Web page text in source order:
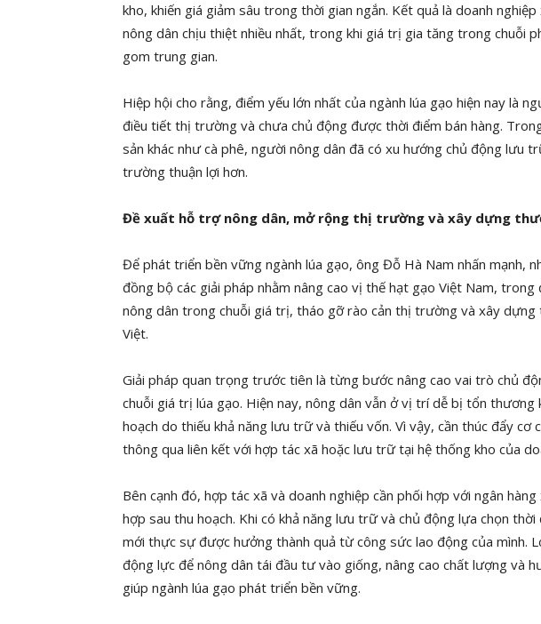
kho, khiến giá giảm sâu trong thời gian ngắn. Kết quả là doanh
nông dân chịu thiệt nhiều nhất, trong khi giá trị gia tăng trong chuỗi
gom trung gian.
Hiệp hội cho rằng, điểm yếu lớn nhất của ngành lúa gạo hiện nay là
điều tiết thị trường và chưa chủ động được thời điểm bán hàng.
sản khác như cà phê, người nông dân đã có xu hướng chủ động lưu
trường thuận lợi hơn.
Đề xuất hỗ trợ nông dân, mở rộng thị trường và xây dựng
Để phát triển bền vững ngành lúa gạo, ông Đỗ Hà Nam nhấn mạnh,
đồng bộ các giải pháp nhằm nâng cao vị thế hạt gạo Việt Nam,
nông dân trong chuỗi giá trị, tháo gỡ rào cản thị trường và xây dựng
Việt.
Giải pháp quan trọng trước tiên là từng bước nâng cao vai trò chủ
chuỗi giá trị lúa gạo. Hiện nay, nông dân vẫn ở vị trí dễ bị tổn thương
hoạch do thiếu khả năng lưu trữ và thiếu vốn. Vì vậy, cần thúc đẩy cơ
thông qua liên kết với hợp tác xã hoặc lưu trữ tại hệ thống kho của
Bên cạnh đó, hợp tác xã và doanh nghiệp cần phối hợp với ngân
hợp sau thu hoạch. Khi có khả năng lưu trữ và chủ động lựa chọn
mới thực sự được hưởng thành quả từ công sức lao động của mình.
động lực để nông dân tái đầu tư vào giống, nâng cao chất lượng và
giúp ngành lúa gạo phát triển bền vững.